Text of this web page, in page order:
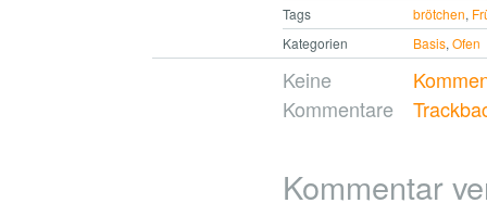
Tags brötchen,
Kategorien
Basis,Ofen
Keine
Kommentare
Kommentar